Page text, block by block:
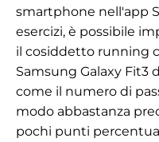
smartphone nell'app
esercizi, è possibile
il cosiddetto running
Samsung Galaxy Fit3
come il numero di
modo abbastanza
pochi punti